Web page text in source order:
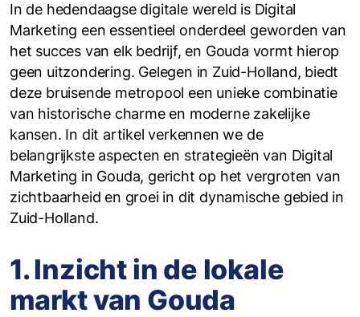
In de hedendaagse digitale wereld is Digital
Marketing een essentieel onderdeel geworden van
het succes van elk bedrijf, en Gouda vormt hierop
geen uitzondering. Gelegen in Zuid-Holland, biedt
deze bruisende metropool een unieke combinatie
van historische charme en moderne zakelijke
kansen. In dit artikel verkennen we de
belangrijkste aspecten en strategieën van Digital
Marketing in Gouda, gericht op het vergroten van
zichtbaarheid en groei in dit dynamische gebied in
Zuid-Holland.
1. Inzicht in de lokale
markt van Gouda